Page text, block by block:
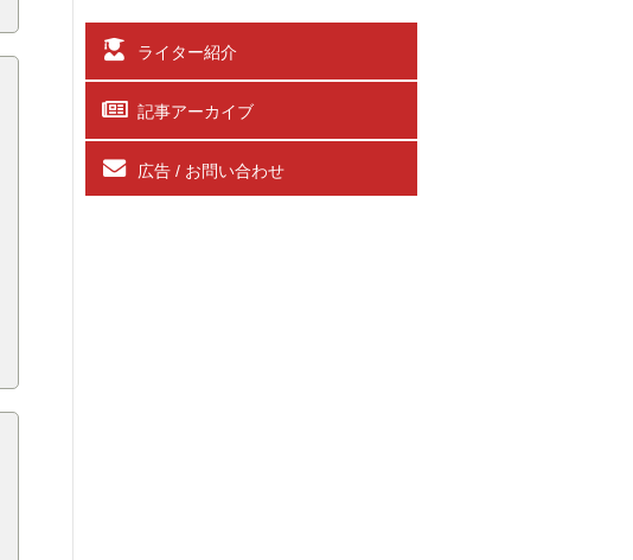
ライター紹介
記事アーカイブ
広告 / お問い合わせ